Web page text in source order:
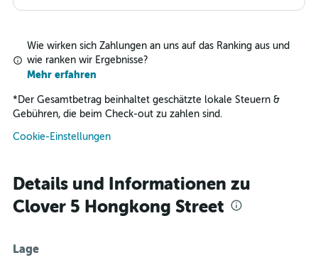
Wie wirken sich Zahlungen an uns auf das Ranking aus und
wie ranken wir Ergebnisse?
Mehr erfahren
* Der Gesamtbetrag beinhaltet geschätzte lokale Steuern &
Gebühren, die beim Check-out zu zahlen sind.
Cookie-Einstellungen
Details und Informationen zu
Clover 5 Hongkong Street
Lage